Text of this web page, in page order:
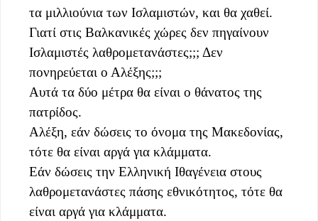
τα μιλλιούνια των Ισλαμιστών, και θα χαθεί.
Γιατί στις Βαλκανικές χώρες δεν πηγαίνουν
Ισλαμιστές λαθρομετανάστες;;; Δεν
πονηρεύεται ο Αλέξης;;;
Αυτά τα δύο μέτρα θα είναι ο θάνατος της
πατρίδος.
Aλέξη, εάν δώσεις το όνομα της Μακεδονίας,
τότε θα είναι αργά για κλάμματα.
Εάν δώσεις την Ελληνική Ιθαγένεια στους
λαθρομετανάστες πάσης εθνικότητος, τότε θα
είναι αργά για κλάμματα.